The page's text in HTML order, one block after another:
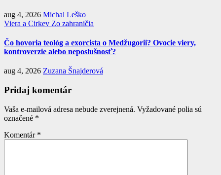
aug 4, 2026 Michal Leško
Viera a Cirkev Zo zahraničia
Čo hovoria teológ a exorcista o Medžugorii? Ovocie viery,
kontroverzie alebo neposlušnosť?
aug 4, 2026 Zuzana Šnajderová
Pridaj komentár
Vaša e-mailová adresa nebude zverejnená. Vyžadované polia sú
označené *
Komentár *